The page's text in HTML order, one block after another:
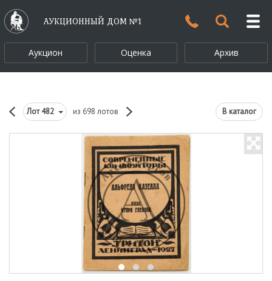
АУКЦИОННЫЙ ДОМ №1
Аукцион Оценка Архив
Лот482 из 698 лотов В каталог